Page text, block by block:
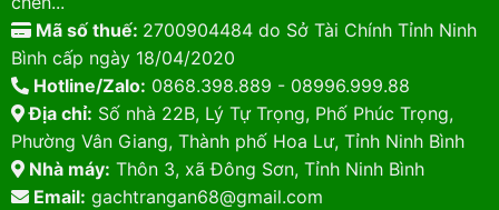
Mã số thuế: 2700904484 do Sở Tài Chính Tỉnh Ninh
Bình cấp ngày 18/04/2020
Hotline/Zalo: 0868.398.889 - 08996.999.88
Địa chỉ: Số nhà 22B, Lý Tự Trọng, Phố Phúc Trọng,
Phường Vân Giang, Thành phố Hoa Lư, Tỉnh Ninh Bình
Nhà máy: Thôn 3, xã Đông Sơn, Tỉnh Ninh Bình
Email: gachtrangan68@gmail.com